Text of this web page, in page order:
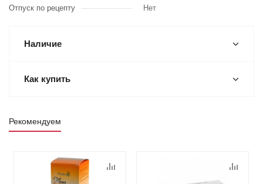
Отпуск по рецепту Нет
Наличие
Как купить
Рекомендуем